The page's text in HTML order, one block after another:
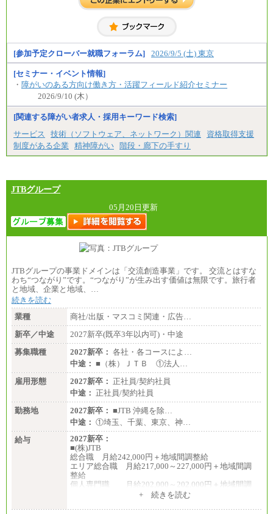
全職種共通
※居住地、年齢により異なります。
※この他に、該当する場合は各種手当が支給されま
す。
※試用期間中も給与に変更はございません
[参加予定クローバー就職フォーラム] 2026/9/5 (土) 東京
[セミナー・イベント情報]
・ 障がいのある方向け働き方・活躍フィールド紹介セミナー
2026/9/10 (木）
[関連する障がい者求人・採用キーワード検索]
サービス
技術（ソフトウェア、ネットワーク）関連
資格取得支援
制度がある企業
精神障がい 階段・廊下の手すり
JTBグループ
05月20日更新
JTBグループの事業ドメインは「交流創造事業」です。 交流とはすな
わち“つながり”です。“つながり”が生み出す価値は無限です。旅行者
と地域、企業と地域、…
続きを読む
業種
商社/出版・マスコミ関連・広告…
新卒／中途
2027新卒(既卒3年以内可)・中途
募集職種
2027新卒： 各社・各コースによ…
中途： ■（株）ＪＴＢ ①法人…
雇用形態
2027新卒： 正社員/契約社員
中途： 正社員/契約社員
勤務地
2027新卒： ■JTB 沖縄を除…
中途： ①埼玉、千葉、東京、神…
給与
2027新卒：
■(株)JTB
総合職 月給242,000円＋地域間調整給
エリア総合職 月給217,000～227,000円＋地域間調
整給
個人専門職 月給202,000～202,000円＋地域間調
+ 続きを読む